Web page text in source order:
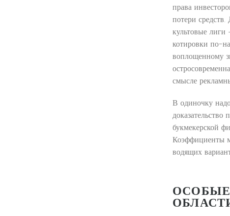
права
потери
культовые
котировки по-
воплощенному
смысле
В одиночку
букмекерской
Коэффициенты
водящих